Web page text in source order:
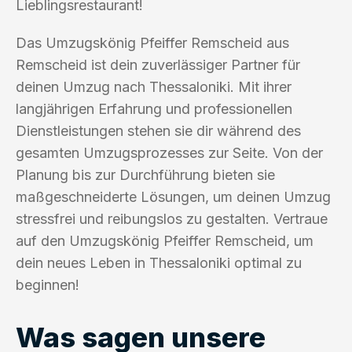
Lieblingsrestaurant!
Das Umzugskönig Pfeiffer Remscheid aus
Remscheid ist dein zuverlässiger Partner für
deinen Umzug nach Thessaloniki. Mit ihrer
langjährigen Erfahrung und professionellen
Dienstleistungen stehen sie dir während des
gesamten Umzugsprozesses zur Seite. Von der
Planung bis zur Durchführung bieten sie
maßgeschneiderte Lösungen, um deinen Umzug
stressfrei und reibungslos zu gestalten. Vertraue
auf den Umzugskönig Pfeiffer Remscheid, um
dein neues Leben in Thessaloniki optimal zu
beginnen!
Was sagen unsere